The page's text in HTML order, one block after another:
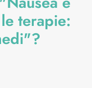
terapie: